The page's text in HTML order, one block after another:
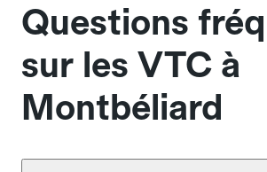
Questions
sur les VTC à
Montbéliard